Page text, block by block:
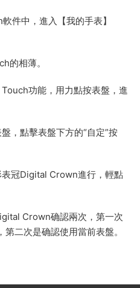
件中，進入【我的手表】
的相薄。
功能，用力點按表盤，進
，點擊表盤下方的“自定”按
冠Digital Crown進行，輕點
Crown确認兩次，第一次
二次是确認使用當前表盤。